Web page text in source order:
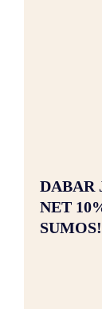
DABAR
NET
SUMOS!